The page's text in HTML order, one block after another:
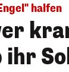
halfen